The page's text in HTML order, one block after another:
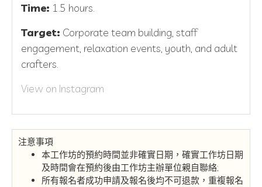
注意事項
本工作坊的預約時間並非確實日期，確實工作坊日期
及時間會在預約後由工作坊主辦單位親自聯絡;
所有報名者成功申請及報名後均不可退款，重複報名
Time: 1.5 hours.
Target: Corporate team building, staff
engagement, relaxation events, youth, and adult
crafters.
View on Instagram